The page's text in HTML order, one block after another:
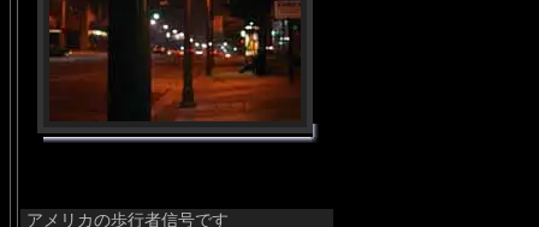
アメリカの歩行者信号です